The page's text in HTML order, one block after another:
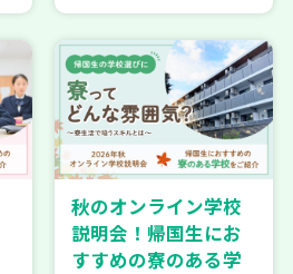
子校を検討中の方はぜ
ひ、ご覧ください。 ▶こ
ちらもチェック！ ◆佼成
学園中学校・高…
秋のオンライン学校
説明会！帰国生にお
すすめの寮のある学